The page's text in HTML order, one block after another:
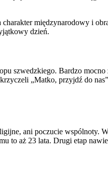
międzynarodowy i
dzień.
szwedzkiego. Bardzo
„Matko, przyjdź do
ani poczucie wspólnoty.
to aż 23 lata. Drugi etap